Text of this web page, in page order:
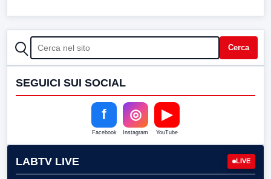
CERCA Cerca
SEGUICI SUI SOCIAL
f
Facebook
◎
Instagram
▶
YouTube
LABTV LIVE LIVE